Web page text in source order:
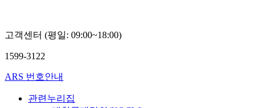
고객센터 (평일: 09:00~18:00)
1599-3122
ARS 번호안내
관련누리집